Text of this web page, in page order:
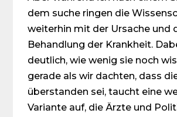
dem suche ringen die
weiterhin mit der Ursache und
Behandlung der Krankheit.
deutlich, wie wenig sie noch
gerade als wir dachten, dass
überstanden sei, taucht eine
Variante auf, die Ärzte und